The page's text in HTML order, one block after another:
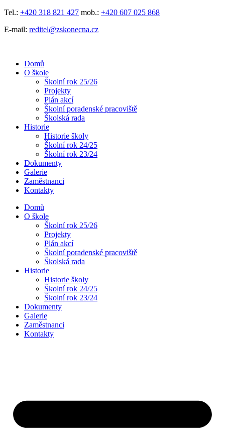
Přejít
obsahu
Tel.: +420 318 821 427 mob.: +420 607 025 868
E-mail: reditel@zskonecna.cz
Domů
O škole
Školní rok 25/26
Projekty
Plán akcí
Školní poradenské pracoviště
Školská rada
Historie
Historie školy
Školní rok 24/25
Školní rok 23/24
Dokumenty
Galerie
Zaměstnanci
Kontakty
Domů
O škole
Školní rok 25/26
Projekty
Plán akcí
Školní poradenské pracoviště
Školská rada
Historie
Historie školy
Školní rok 24/25
Školní rok 23/24
Dokumenty
Galerie
Zaměstnanci
Kontakty